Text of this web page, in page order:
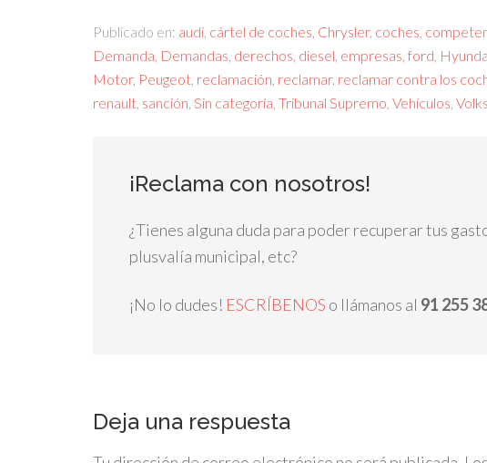
Publicado en: audi cártel de coches Chrysler, coches
Demanda Demandas derechos diesel empresas ford
Motor, Peugeot reclamación reclamar, reclamar contra los
renault sanción Sin categoría Tribunal Supremo Vehículos
¡Reclama con nosotros!
¿Tienes alguna duda para poder recuperar tus
plusvalía municipal, etc?
¡No lo dudes! ESCRÍBENOS o llámanos al 91 255
Deja una respuesta